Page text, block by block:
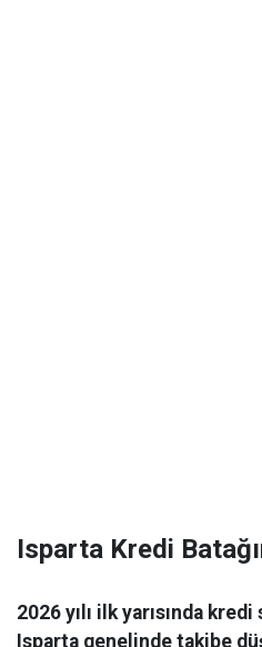
Isparta Kredi
2026 yılı ilk yarısında
Isparta genelinde takibe